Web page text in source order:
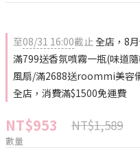
至08/31 16:00截止全店，8
滿799送香氛噴霧一瓶(味道
風扇/滿2688送roommi美容
全店，消費滿$1500免運費
NT$953 NT$1,589
數量